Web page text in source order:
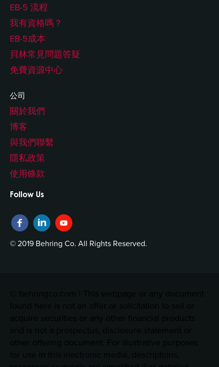
EB-5 流程
我有資格嗎？
EB-5成本
貝林常見問題答疑
免費資源中心
公司
關於我們
博客
與我們聯繫
隱私政策
使用條款
Follow Us
© 2019 Behring Co. All Rights Reserved.